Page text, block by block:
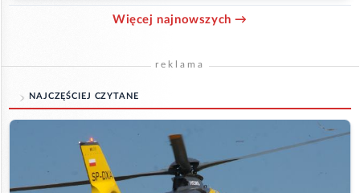
Więcej najnowszych →
reklama
NAJCZĘŚCIEJ CZYTANE